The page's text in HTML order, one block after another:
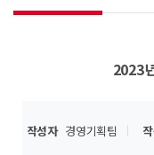
2023
작성자 경영기획팀